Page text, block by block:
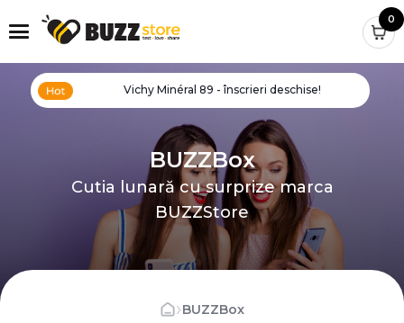
0
Vichy Minéral 89 - înscrieri deschise!
BUZZBox
Cutia lunară cu surprize marca
BUZZStore
›BUZZBox